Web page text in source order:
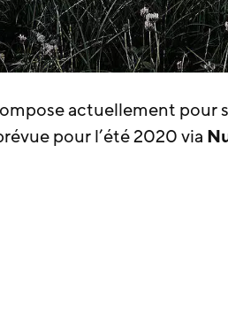
actuellement pour
pour l’été 2020 via